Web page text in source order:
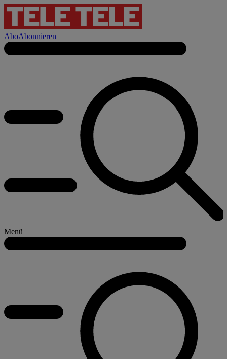
AboAbonnieren
Menü